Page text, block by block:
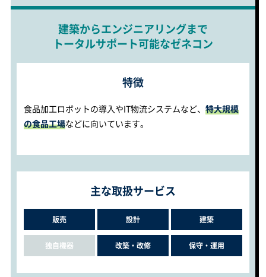
建築からエンジニアリングまで
トータルサポート可能なゼネコン
特徴
食品加工ロボットの導入やIT物流システムなど、 特大規模
の食品工場などに向いています。
主な取扱サービス
販売 設計 建築
独自機器 改築・改修 保守・運用